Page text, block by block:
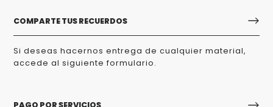
COMPARTE TUS RECUERDOS
Si deseas hacernos entrega de cualquier material,
accede al siguiente formulario.